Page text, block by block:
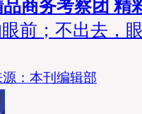
商务考察团 精
前；不出去，
：本刊编辑部